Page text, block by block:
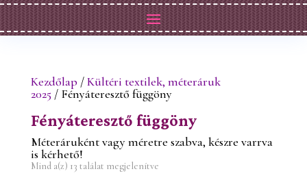
Kezdőlap /Kültéri textilek, méteráruk
2025/ Fényáteresztő függöny
Fényáteresztő függöny
Méteráruként vagy méretre szabva, készre varrva
is kérhető!
Mind a(z) 13 találat megjelenítve